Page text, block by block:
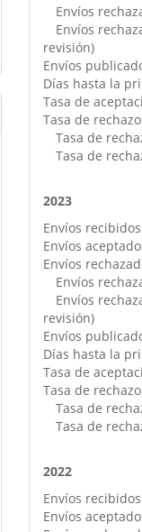
Envíos
Envíos
revisión)
Envíos
Días hasta la
Tasa de
Tasa de rechazo
Tasa de
Tasa de
2023
Envíos recibidos
Envíos
Envíos
Envíos
Envíos
revisión)
Envíos
Días hasta la
Tasa de
Tasa de rechazo
Tasa de
Tasa de
2022
Envíos recibidos
Envíos